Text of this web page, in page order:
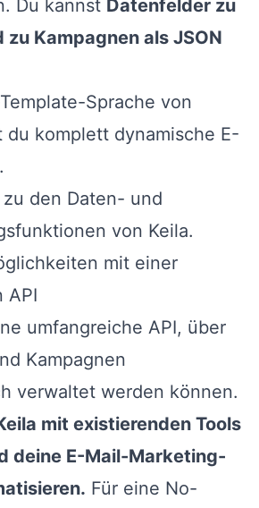
Du kannst Datenfelder zu
Kampagnen als JSON
Sprache von
du komplett dynamische E-
den Daten- und
von Keila.
mit einer
API
umfangreiche API, über
Kampagnen
verwaltet werden können.
mit existierenden Tools
deine E-Mail-Marketing-
Für eine No-